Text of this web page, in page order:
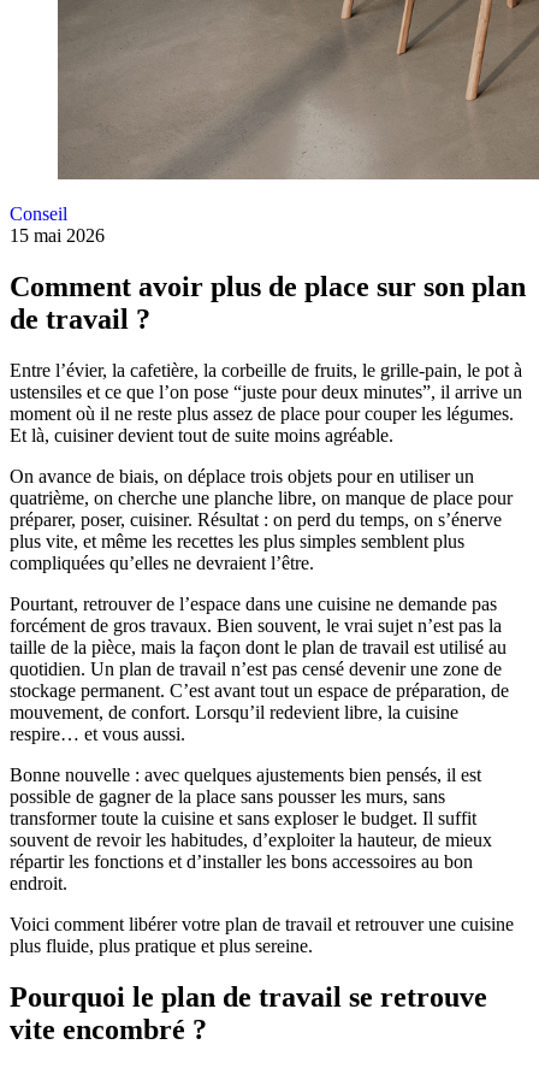
Blog univers Cuisine
Créer ma Cuisine 3D
Les univers Raison Home
Découvrez l'univers de
d'intérieur
Conseil
Quel meilleur plan de travail
pour sa cuisine ? Le comparatif
tous les matériaux
Lire l'article
Lire l'article
8 conseils pour choisir entre
ouvert ou fermé
Lire l'article
Découvrez l'univers de
d'intérieur
Aménagement
Lire l'article
Conseil
15 mai 2026
Comment avoir plus de place sur son plan
de travail ?
Entre l’évier, la cafetière, la corbeille de fruits, le grille-pain, le pot à
ustensiles et ce que l’on pose “juste pour deux minutes”, il arrive un
moment où il ne reste plus assez de place pour couper les légumes.
Et là, cuisiner devient tout de suite moins agréable.
On avance de biais, on déplace trois objets pour en utiliser un
quatrième, on cherche une planche libre, on manque de place pour
préparer, poser, cuisiner. Résultat : on perd du temps, on s’énerve
plus vite, et même les recettes les plus simples semblent plus
compliquées qu’elles ne devraient l’être.
Pourtant, retrouver de l’espace dans une cuisine ne demande pas
forcément de gros travaux. Bien souvent, le vrai sujet n’est pas la
taille de la pièce, mais la façon dont le plan de travail est utilisé au
quotidien. Un plan de travail n’est pas censé devenir une zone de
stockage permanent. C’est avant tout un espace de préparation, de
mouvement, de confort. Lorsqu’il redevient libre, la cuisine
respire… et vous aussi.
Bonne nouvelle : avec quelques ajustements bien pensés, il est
possible de gagner de la place sans pousser les murs, sans
transformer toute la cuisine et sans exploser le budget. Il suffit
souvent de revoir les habitudes, d’exploiter la hauteur, de mieux
répartir les fonctions et d’installer les bons accessoires au bon
endroit.
Voici comment libérer votre plan de travail et retrouver une cuisine
plus fluide, plus pratique et plus sereine.
Pourquoi le plan de travail se retrouve
vite encombré ?